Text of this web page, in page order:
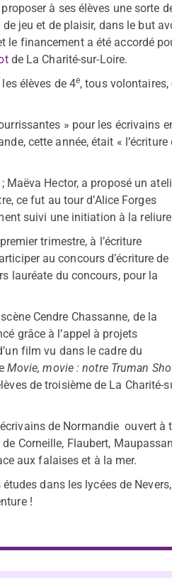
à ses élèves une sorte
jeu et de plaisir, dans le but
le financement a été accordé
de La Charité-sur-Loire.
élèves de 4e, tous volontaires,
» pour les écrivains
cette année, était « l’écriture
Maëva Hector, a proposé un
ce fut au tour d’Alice Forges
suivi une initiation à la
trimestre, à l’écriture
au concours d’écriture de
lauréate du concours, pour la
Cendre Chassanne, de la
grâce à l’appel à projets
film vu dans le cadre du
Movie, movie : notre Truman
de troisième de La Charité-
de Normandie ouvert à
Corneille, Flaubert,
aux falaises et à la mer.
dans les lycées de Nevers,
!